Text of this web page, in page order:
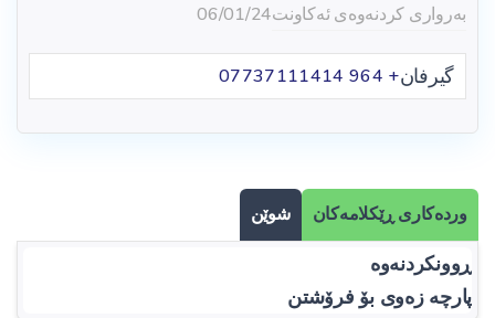
بەرواری کردنەوەی ئەکاونت06/01/24
گیرفان+ 964 07737111414
وردەکاری ڕێکلامەکان شوێن
ڕوونکردنەوە
پارچە زەوی بۆ فرۆشتن